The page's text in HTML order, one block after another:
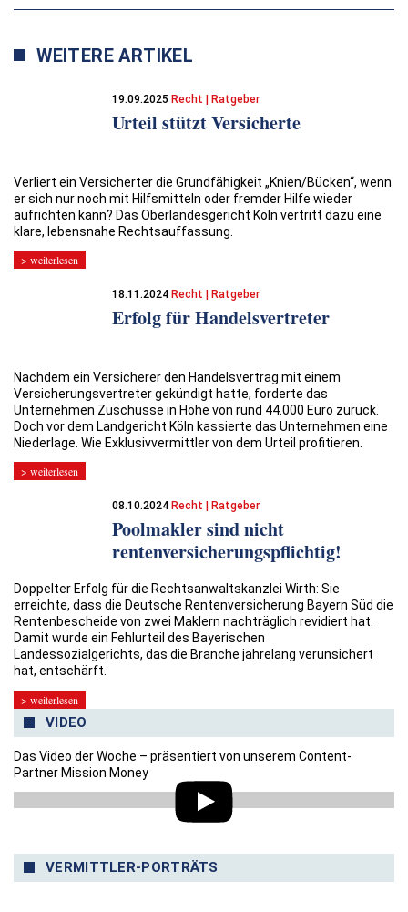
WEITERE ARTIKEL
19.09.2025Recht | Ratgeber
Urteil stützt Versicherte
Verliert ein Versicherter die Grundfähigkeit „Knien/Bücken“, wenn
er sich nur noch mit Hilfsmitteln oder fremder Hilfe wieder
aufrichten kann? Das Oberlandesgericht Köln vertritt dazu eine
klare, lebensnahe Rechtsauffassung.
> weiterlesen
18.11.2024 Recht | Ratgeber
Erfolg für Handelsvertreter
Nachdem ein Versicherer den Handelsvertrag mit einem
Versicherungsvertreter gekündigt hatte, forderte das
Unternehmen Zuschüsse in Höhe von rund 44.000 Euro zurück.
Doch vor dem Landgericht Köln kassierte das Unternehmen eine
Niederlage. Wie Exklusivvermittler von dem Urteil profitieren.
> weiterlesen
08.10.2024 Recht | Ratgeber
Poolmakler sind nicht
rentenversicherungspflichtig!
Doppelter Erfolg für die Rechtsanwaltskanzlei Wirth: Sie
erreichte, dass die Deutsche Rentenversicherung Bayern Süd die
Rentenbescheide von zwei Maklern nachträglich revidiert hat.
Damit wurde ein Fehlurteil des Bayerischen
Landessozialgerichts, das die Branche jahrelang verunsichert
hat, entschärft.
> weiterlesen
VIDEO
Das Video der Woche – präsentiert von unserem Content-
Partner Mission Money
VERMITTLER-PORTRÄTS